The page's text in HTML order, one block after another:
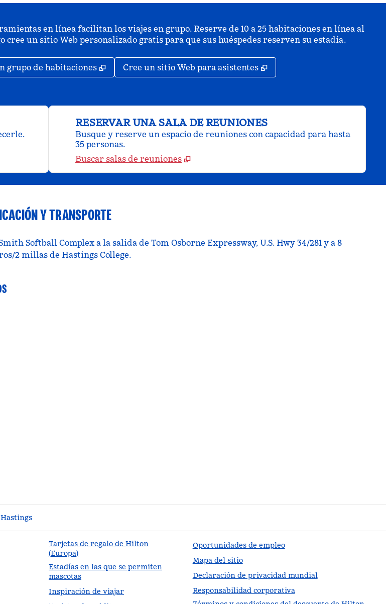
en línea facilitan los viajes en grupo. Reserve de 10 a 25 habitaciones en línea al
cree un sitio Web personalizado gratis para que sus huéspedes reserven su estadía.
grupo de habitaciones , Abre una pestaña nueva
Cree un sitio Web para asistentes ,
RESERVAR UNA SALA DE REUNIONES
Busque y reserve un espacio de reuniones con capacidad para hasta
35 personas.
Buscar salas de reuniones
Y TRANSPORTE
Softball Complex a la salida de Tom Osborne Expressway, U.S. Hwy 34/281 y a 8
2 millas de Hastings College.
Tarjetas de regalo de Hilton
(Europa)
Estadías en las que se permiten
mascotas
Inspiración de viajar
Oportunidades de empleo
Mapa del sitio
Declaración de privacidad mundial
Responsabilidad corporativa